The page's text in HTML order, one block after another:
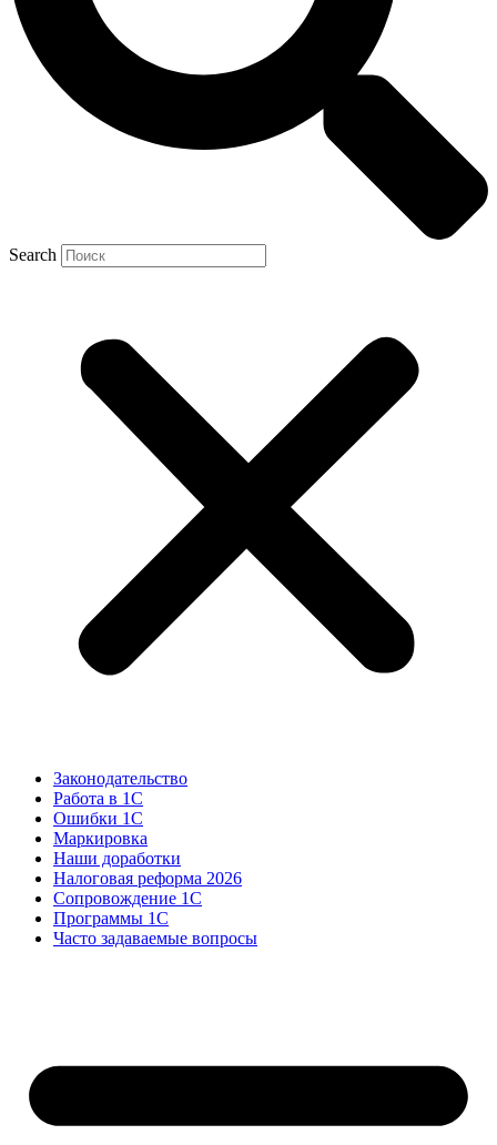
Search
Законодательство
Работа в 1С
Ошибки 1С
Маркировка
Наши доработки
Налоговая реформа 2026
Сопровождение 1С
Программы 1С
Часто задаваемые вопросы